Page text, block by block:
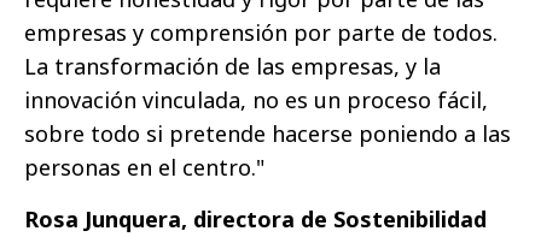
empresas y comprensión por parte de todos.
La transformación de las empresas, y la
innovación vinculada, no es un proceso fácil,
sobre todo si pretende hacerse poniendo a las
personas en el centro."
Rosa Junquera, directora de Sostenibilidad